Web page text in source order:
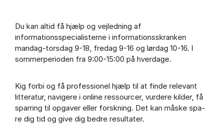
Du kan altid få hjælp og vejledning af
informationsspecialisterne i informationsskranken
mandag-torsdag 9-18, fredag 9-16 og lørdag 10-16. I
sommerperioden fra 9:00-15:00 på hverdage.
Kig for­bi og få pro­fes­sio­nel hjælp til at fin­de re­le­vant
lit­te­ra­tur, navi­ge­re i on­li­ne res­sour­cer, vur­de­re kil­der, få
spar­ring til op­ga­ver el­ler forsk­ning. Det kan må­ske spa­
re dig tid og give dig bed­re re­sul­ta­ter.